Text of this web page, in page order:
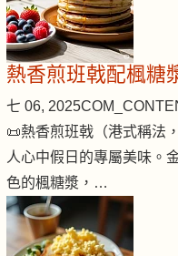
熱香煎班戟配楓糖
七 06, 2025
📜熱香煎班戟（港式稱法
人心中假日的專屬美味。
色的楓糖漿，…